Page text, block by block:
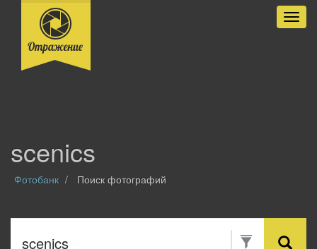
scenics
Фотобанк Поиск фотографий